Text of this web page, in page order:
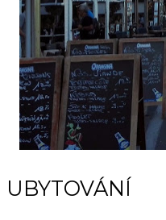
UBYTOVÁNÍ